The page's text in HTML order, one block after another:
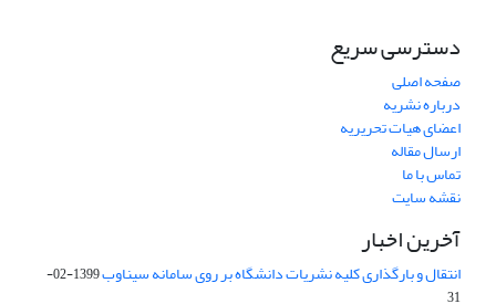
دسترسی سریع
صفحه اصلی
درباره نشریه
اعضای هیات تحریریه
ارسال مقاله
تماس با ما
نقشه سایت
آخرین اخبار
انتقال و بارگذاری کلیه نشریات دانشگاه بر روی سامانه سیناوب
1399-02-
31